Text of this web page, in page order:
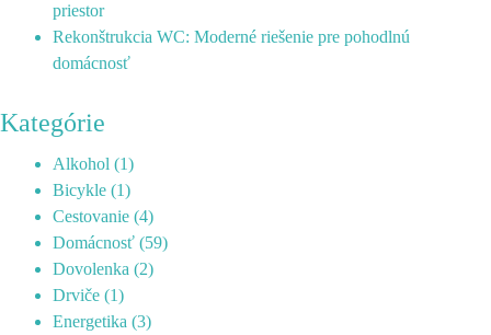
priestor
Rekonštrukcia WC: Moderné riešenie pre pohodlnú
domácnosť
Kategórie
Alkohol (1)
Bicykle (1)
Cestovanie (4)
Domácnosť (59)
Dovolenka (2)
Drviče (1)
Energetika (3)